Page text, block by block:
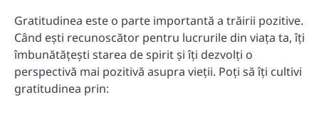
Gratitudinea este o parte importantă a trăirii pozitive.
Când ești recunoscător pentru lucrurile din viața ta, îți
îmbunătățești starea de spirit și îți dezvolți o
perspectivă mai pozitivă asupra vieții. Poți să îți cultivi
gratitudinea prin: